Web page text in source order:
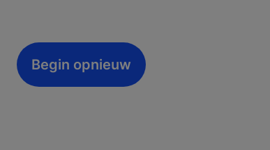
Begin opnieuw